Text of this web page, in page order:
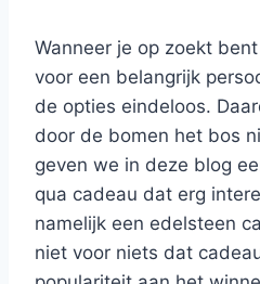
Wanneer je op zoekt
voor een belangrijk
de opties eindeloos.
door de bomen het bos
geven we in deze blog
qua cadeau dat erg
namelijk een edelsteen
niet voor niets dat